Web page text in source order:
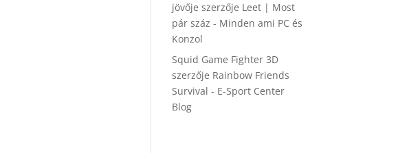
jövője szerzője Leet | Most
pár száz - Minden ami PC és
Konzol
Squid Game Fighter 3D
szerzője Rainbow Friends
Survival - E-Sport Center
Blog